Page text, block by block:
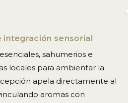
integración sensorial
sahumerios e
locales para ambientar la
apela directamente al
aromas con